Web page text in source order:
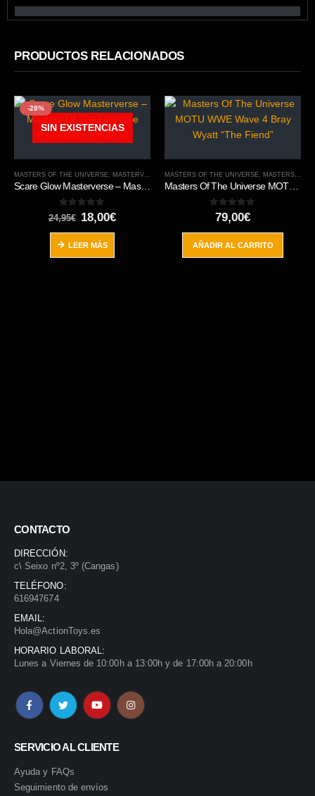
PRODUCTOS RELACIONADOS
-28%
SIN EXISTENCIAS
MASTERS OF THE UNIVERSE, MASTERVERSE
Scare Glow Masterverse – Masters Of The Universe Revelation – HDR33
0out of 5
24,95€ El
precio
original
era:
24,95€.
18,00€El
LEER MÁS
MASTERS OF THE UNIVERSE, MASTERS OF THE WWE
Masters Of The Universe MOTU WWE Wave 4 Bray Wyatt “The Fiend”
out of 5
79,00€
AÑADIR AL CARRITO
CONTACTO
DIRECCIÓN:
c\ Seixo nº2, 3º (Cangas)
TELÉFONO:
616947674
EMAIL:
Hola@ActionToys.es
HORARIO LABORAL:
Lunes a Viernes de 10:00h a 13:00h y de 17:00h a 20:00h
SERVICIO AL CLIENTE
Ayuda y FAQs
Seguimiento de envíos